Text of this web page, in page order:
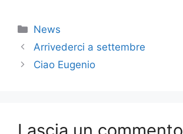
c
e
b
o
d
l
di
Categorie
News
Arrivederci a settembre
Ciao Eugenio
Lascia un commento